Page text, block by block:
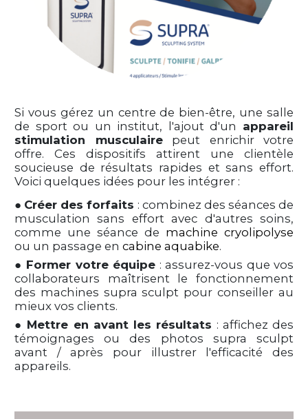
Si vous gérez un centre de bien-être, une salle
de sport ou un institut, l'ajout d'un appareil
stimulation musculairepeut enrichir votre
offre. Ces dispositifs attirent une clientèle
soucieuse de résultats rapides et sans effort.
Voici quelques idées pour les intégrer :
● Créer des forfaits : combinez des séances de
musculation sans effort avec d'autres soins,
comme une séance de machine cryolipolyse
ou un passage en cabine aquabike.
● Former votre équipe : assurez-vous que vos
collaborateurs maîtrisent le fonctionnement
des machines supra sculpt pour conseiller au
mieux vos clients.
● Mettre en avant les résultats : affichez des
témoignages ou des photos supra sculpt
avant / après pour illustrer l'efficacité des
appareils.